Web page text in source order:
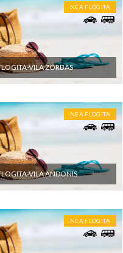
NEA FLOGITA
VILA ZORBAS
NEA FLOGITA
VILA ANDONIS
NEA FLOGITA